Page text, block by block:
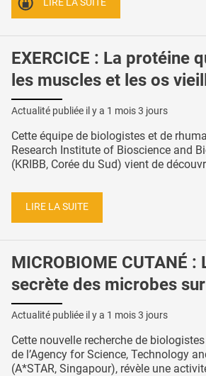
LIRE LA SUITE
EXERCICE : La protéine
les muscles et les os
Actualité publiée il y a 1 mois 3 jours
Cette équipe de biologistes et de
Research Institute of Bioscience and
(KRIBB, Corée du Sud) vient de
LIRE LA SUITE
MICROBIOME CUTANÉ :
secrète des microbes
Actualité publiée il y a 1 mois 3 jours
Cette nouvelle recherche de
de l’Agency for Science, Technology
(A*STAR, Singapour), révèle une